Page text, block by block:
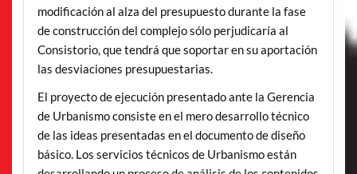
modificación al alza del presupuesto durante la fase
de construcción del complejo sólo perjudicaría al
Consistorio, que tendrá que soportar en su aportación
las desviaciones presupuestarias.
El proyecto de ejecución presentado ante la Gerencia
de Urbanismo consiste en el mero desarrollo técnico
de las ideas presentadas en el documento de diseño
básico. Los servicios técnicos de Urbanismo están